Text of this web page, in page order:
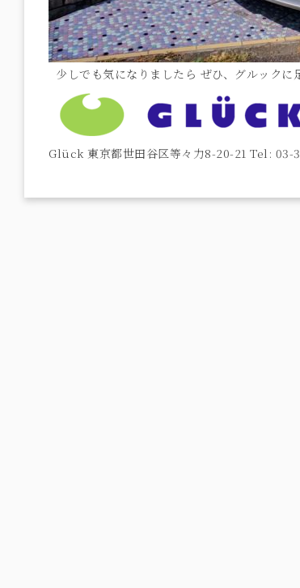
少しでも気になりましたら ぜひ、グルック
Glück 東京都世田谷区等々力8-20-21 Tel: